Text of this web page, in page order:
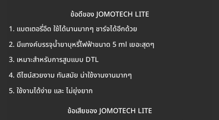
ข้อดีของ JOMOTECH LITE
แบตเตอรี่อึด ใช้ได้นานมากๆ ชาร์จได้อีกด้วย
มีแทงค์บรรจุน้ำยาบุหรี่ไฟฟ้าขนาด 5 ml เยอะสุดๆ
เหมาะสำหรับการสูบแบบ DTL
ดีไซน์สวยงาม ทันสมัย น่าใช้งานงานมากๆ
ใช้งานได้ง่าย และ ไม่ยุ่งยาก
ข้อเสียของ JOMOTECH LITE